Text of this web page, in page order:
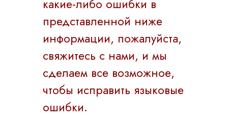
какие-либо ошибки в
представленной ниже
информации, пожалуйста,
свяжитесь с нами, и мы
сделаем все возможное,
чтобы исправить языковые
ошибки.